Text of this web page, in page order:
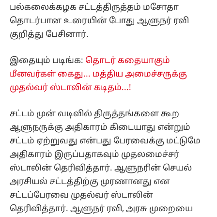
பல்கலைக்கழக சட்டத்திருத்தம் மசோதா
தொடர்பான உரையின் போது ஆளுநர் ரவி
குறித்து பேசினார்.
இதையும் படிங்க: தொடர் கதையாகும்
மீனவர்கள் கைது... மத்திய அமைச்சருக்கு
முதல்வர் ஸ்டாலின் கடிதம்...!
சட்டம் முன் வடிவில் திருத்தங்களை கூற
ஆளுநருக்கு அதிகாரம் கிடையாது என்றும்
சட்டம் ஏற்றுவது என்பது பேரவைக்கு மட்டுமே
அதிகாரம் இருப்பதாகவும் முதலமைச்சர்
ஸ்டாலின் தெரிவித்தார். ஆளுநரின் செயல்
அரசியல் சட்டத்திற்கு முரணானது என
சட்டப்பேரவை முதல்வர் ஸ்டாலின்
தெரிவித்தார். ஆளுநர் ரவி, அரசு முறையை